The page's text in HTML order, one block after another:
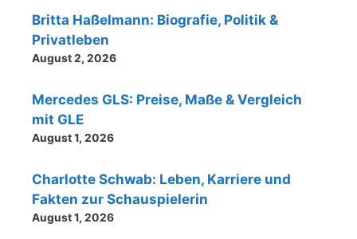
Britta Haßelmann: Biografie, Politik &
Privatleben
August 2, 2026
Mercedes GLS: Preise, Maße & Vergleich
mit GLE
August 1, 2026
Charlotte Schwab: Leben, Karriere und
Fakten zur Schauspielerin
August 1, 2026